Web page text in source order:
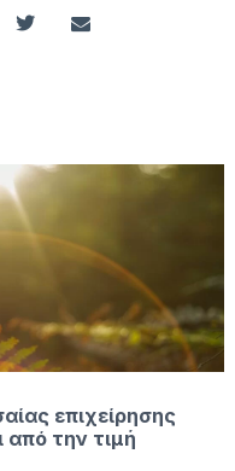
επιχείρησης
από την τιμή